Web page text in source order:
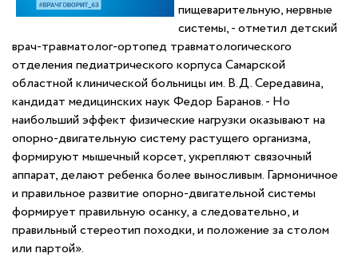
пищеварительную, нервные
системы, - отметил детский
врач-травматолог-ортопед травматологического
отделения педиатрического корпуса Самарской
областной клинической больницы им. В.Д. Середавина,
кандидат медицинских наук Федор Баранов. - Но
наибольший эффект физические нагрузки оказывают на
опорно-двигательную систему растущего организма,
формируют мышечный корсет, укрепляют связочный
аппарат, делают ребенка более выносливым. Гармоничное
и правильное развитие опорно-двигательной системы
формирует правильную осанку, а следовательно, и
правильный стереотип походки, и положение за столом
или партой».